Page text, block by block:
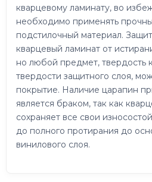
кварцевому ламинату, во
необходимо применять
подстилочный материал.
кварцевый ламинат от
но любой предмет, твердость
твердости защитного слоя,
покрытие. Наличие царапин
является браком, так как
сохраняет все свои
до полного протирания до
винилового слоя.